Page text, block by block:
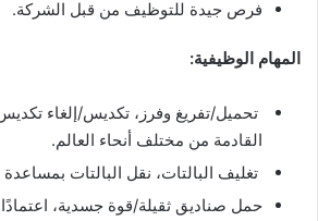
فرص جيدة للتوظيف من قبل الشركة.
المهام الوظيفية:
تحميل/تفريغ وفرز، تكديس/إلغاء
القادمة من مختلف أنحاء العالم.
تغليف البالتات، نقل البالتات
حمل صناديق ثقيلة/قوة جسدية،